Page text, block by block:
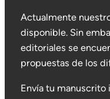
Actualmente
disponible. Sin
editoriales se
propuestas de los
Envía tu manuscrito